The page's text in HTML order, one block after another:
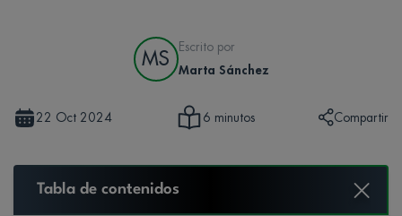
MS
Escrito por
Marta Sánchez
22 Oct 2024 6 minutos Compartir
Tabla de contenidos